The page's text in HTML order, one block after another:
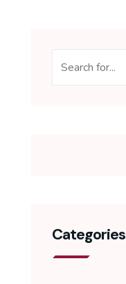
Categories